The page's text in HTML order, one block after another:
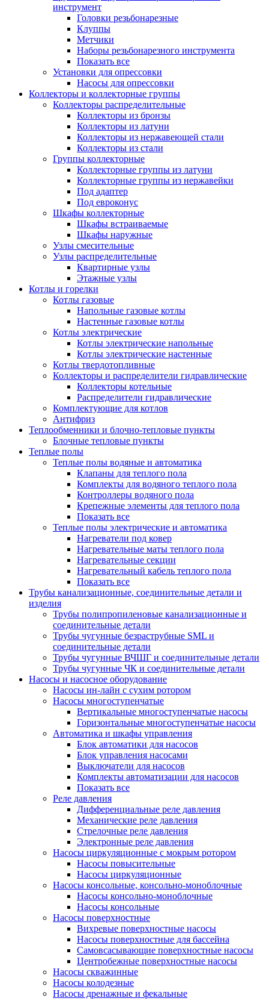
инструмент
Головки резьбонарезные
Клуппы
Метчики
Наборы резьбонарезного инструмента
Показать все
Установки для опрессовки
Насосы для опрессовки
Коллекторы и коллекторные группы
Коллекторы распределительные
Коллекторы из бронзы
Коллекторы из латуни
Коллекторы из нержавеющей стали
Коллекторы из стали
Группы коллекторные
Коллекторные группы из латуни
Коллекторные группы из нержавейки
Под адаптер
Под евроконус
Шкафы коллекторные
Шкафы встраиваемые
Шкафы наружные
Узлы смесительные
Узлы распределительные
Квартирные узлы
Этажные узлы
Котлы и горелки
Котлы газовые
Напольные газовые котлы
Настенные газовые котлы
Котлы электрические
Котлы электрические напольные
Котлы электрические настенные
Котлы твердотопливные
Коллекторы и распределители гидравлические
Коллекторы котельные
Распределители гидравлические
Комплектующие для котлов
Антифриз
Теплообменники и блочно-тепловые пункты
Блочные тепловые пункты
Теплые полы
Теплые полы водяные и автоматика
Клапаны для теплого пола
Комплекты для водяного теплого пола
Контроллеры водяного пола
Крепежные элементы для теплого пола
Показать все
Теплые полы электрические и автоматика
Нагреватели под ковер
Нагревательные маты теплого пола
Нагревательные секции
Нагревательный кабель теплого пола
Показать все
Трубы канализационные, соединительные детали и
изделия
Трубы полипропиленовые канализационные и
соединительные детали
Трубы чугунные безраструбные SML и
соединительные детали
Трубы чугунные ВЧШГ и соединительные детали
Трубы чугунные ЧК и соединительные детали
Насосы и насосное оборудование
Насосы ин-лайн с сухим ротором
Насосы многоступенчатые
Вертикальные многоступенчатые насосы
Горизонтальные многоступенчатые насосы
Автоматика и шкафы управления
Блок автоматики для насосов
Блок управления насосами
Выключатели для насосов
Комплекты автоматизации для насосов
Показать все
Реле давления
Дифференциальные реле давления
Механические реле давления
Стрелочные реле давления
Электронные реле давления
Насосы циркуляционные с мокрым ротором
Насосы повысительные
Насосы циркуляционные
Насосы консольные, консольно-моноблочные
Насосы консольно-моноблочные
Насосы консольные
Насосы поверхностные
Вихревые поверхностные насосы
Насосы поверхностные для бассейна
Самовсасывающие поверхностные насосы
Центробежные поверхностные насосы
Насосы скважинные
Насосы колодезные
Насосы дренажные и фекальные